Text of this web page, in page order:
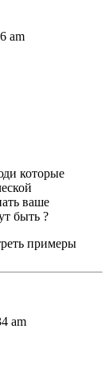
am
которые
ваше
быть ?
примеры
am